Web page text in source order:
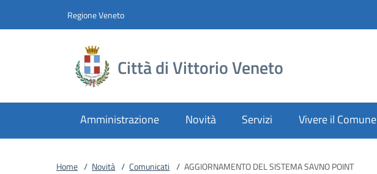
Regione Veneto
Città di Vittorio Veneto
Amministrazione Novità Servizi Vivere il Comune
Home / Novità / Comunicati / AGGIORNAMENTO DEL SISTEMA SAVNO POINT